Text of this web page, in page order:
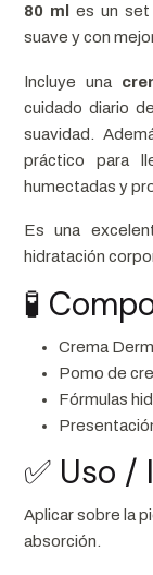
80 ml
es un set
suave y con
Incluye una
cuidado diario
suavidad.
práctico para
humectadas y
Es una
hidratación
🧪
Crema
Pomo de
Fórmulas
✅ Uso
Aplicar sobre la
absorción.